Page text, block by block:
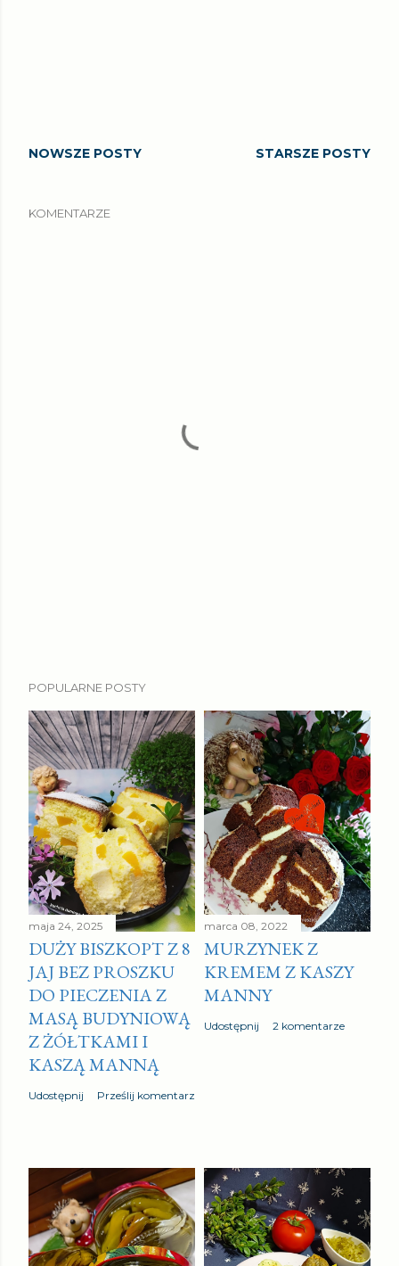
NOWSZE POSTY STARSZE POSTY
KOMENTARZE
POPULARNE POSTY
maja 24, 2025
DUŻY BISZKOPT Z 8
JAJ BEZ PROSZKU
DO PIECZENIA Z
MASĄ BUDYNIOWĄ
Z ŻÓŁTKAMI I
KASZĄ MANNĄ
Udostępnij Prześlij komentarz
marca 08, 2022
MURZYNEK Z
KREMEM Z KASZY
MANNY
Udostępnij 2 komentarze